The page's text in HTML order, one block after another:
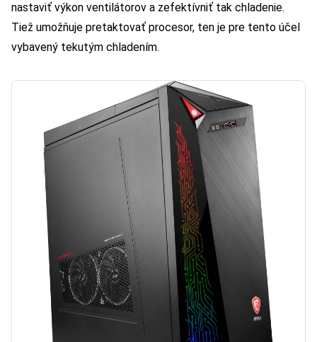
nastaviť výkon ventilátorov a zefektívniť tak chladenie.
Tiež umožňuje pretaktovať procesor, ten je pre tento účel
vybavený tekutým chladením.